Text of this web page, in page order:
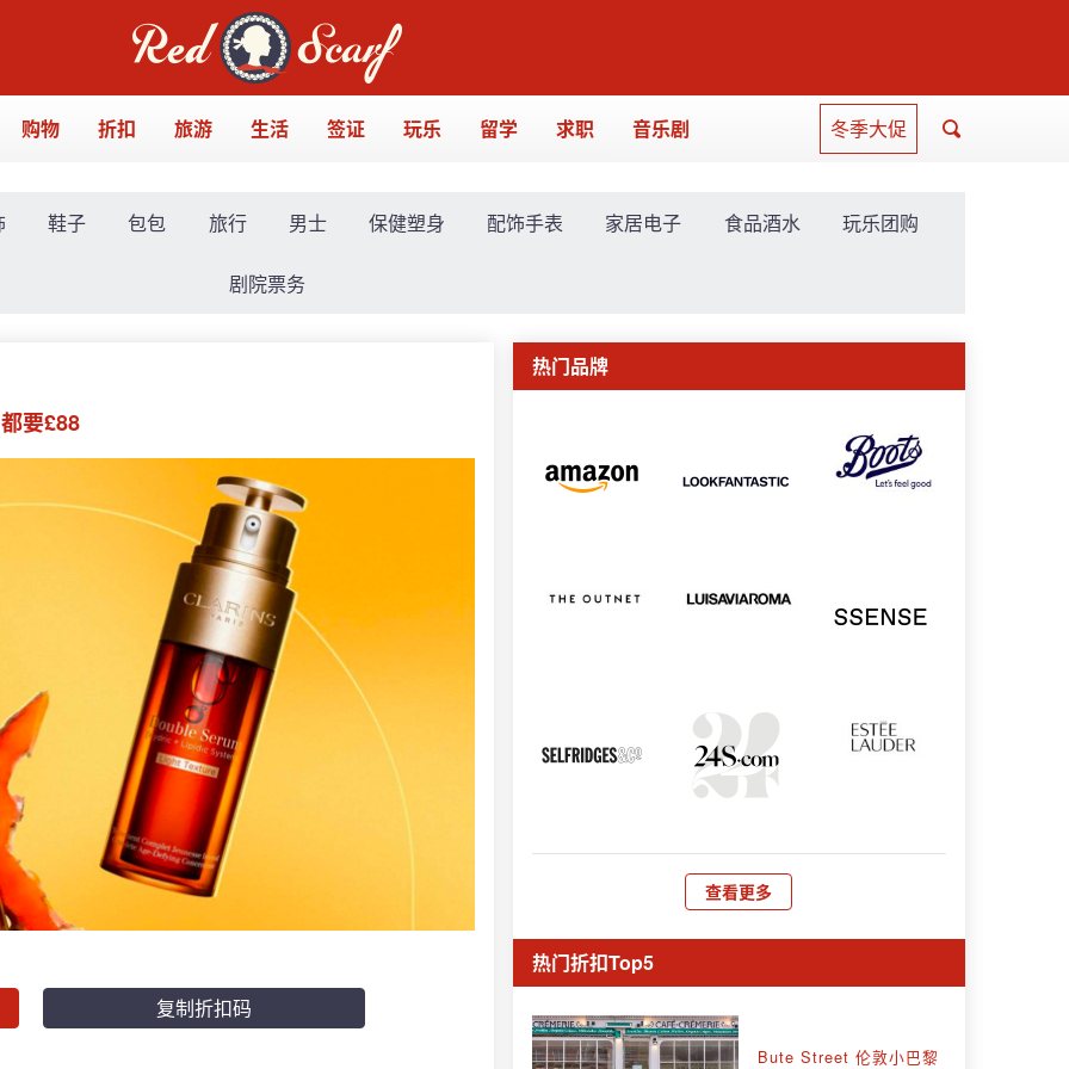
购物 折扣 旅游 生活 签证 玩乐 留学 求职 音乐剧 冬季大促
鞋子 包包 旅行 男士 保健塑身 配饰手表 家居电子 食品酒水 玩乐团购
剧院票务
要£88
复制折扣码
热门品牌
查看更多
热门折扣Top5
Bute Street 伦敦小巴黎